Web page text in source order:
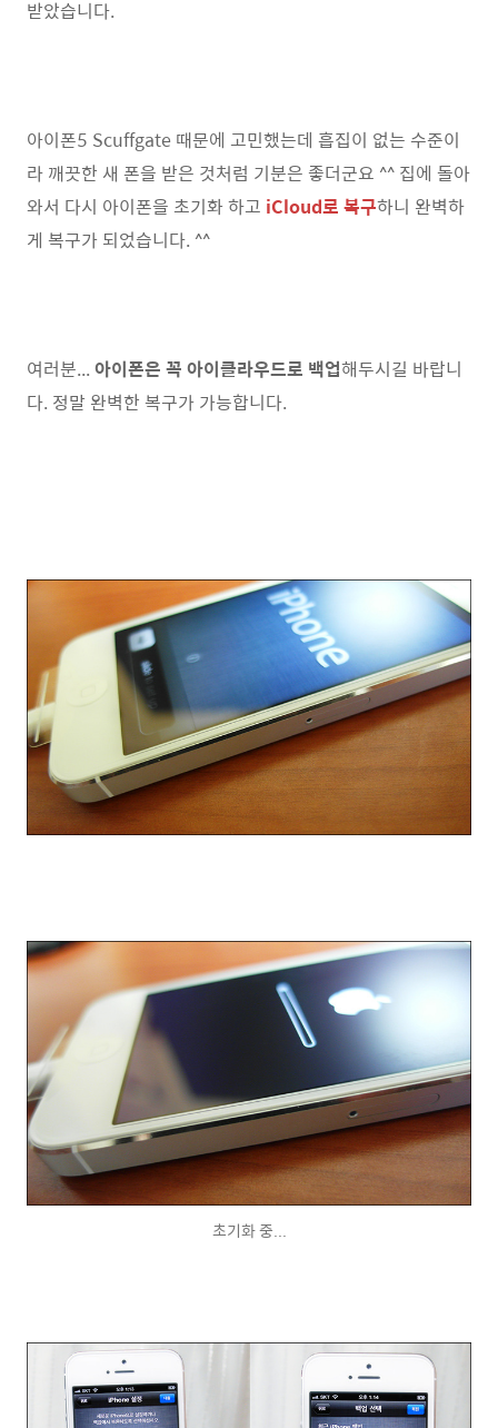
받았습니다.
아이폰5 Scuffgate 때문에 고민했는데 흡집이 없는 수준이
라 깨끗한 새 폰을 받은 것처럼 기분은 좋더군요 ^^ 집에 돌아
와서 다시 아이폰을 초기화 하고 iCloud로 복구하니 완벽하
게 복구가 되었습니다. ^^
여러분... 아이폰은 꼭 아이클라우드로 백업해두시길 바랍니
다. 정말 완벽한 복구가 가능합니다.
초기화 중...